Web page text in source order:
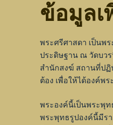
ข้อมูลเ
พระศรีศาสดา เป็นพ
ประดิษฐาน ณ วัดบว
สำนักสงฆ์ สถานที่ปฏิ
ต้อง เพื่อให้ได้องค์พ
พระองค์นี้เป็นพระพุ
พระพุทธรูปองค์นี้มีร